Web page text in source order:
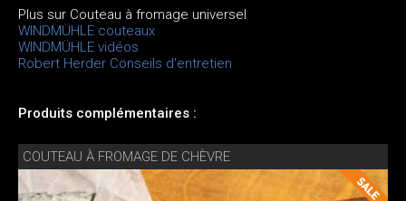
Plus sur Couteau à fromage universel
WINDMÜHLE couteaux
WINDMÜHLE vidéos
Robert Herder Conseils d'entretien
Produits complémentaires :
COUTEAU À FROMAGE DE CHÈVRE